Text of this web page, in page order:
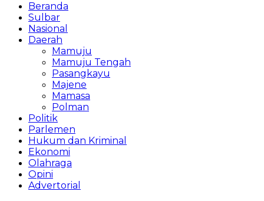
Beranda
Sulbar
Nasional
Daerah
Mamuju
Mamuju Tengah
Pasangkayu
Majene
Mamasa
Polman
Politik
Parlemen
Hukum dan Kriminal
Ekonomi
Olahraga
Opini
Advertorial